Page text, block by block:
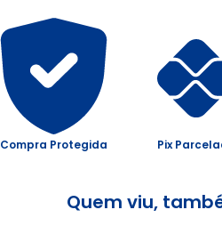
Compra Protegida Pix
Quem viu,